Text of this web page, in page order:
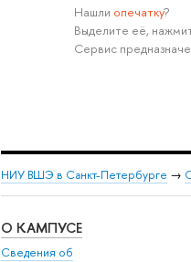
Нашли опечатку?
Выделите её,
Сервис
НИУ ВШЭ в Санкт-Петербурге →
О КАМПУСЕ
Сведения об